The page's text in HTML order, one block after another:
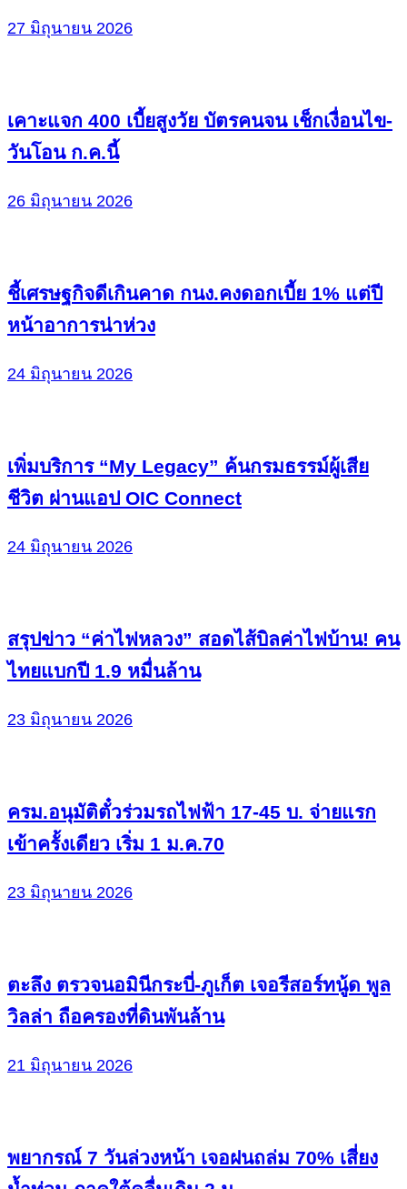
27 มิถุนายน 2026
เคาะแจก 400 เบี้ยสูงวัย บัตรคนจน เช็กเงื่อนไข-
วันโอน ก.ค.นี้
26 มิถุนายน 2026
ชี้เศรษฐกิจดีเกินคาด กนง.คงดอกเบี้ย 1% แต่ปี
หน้าอาการน่าห่วง
24 มิถุนายน 2026
เพิ่มบริการ “My Legacy” ค้นกรมธรรม์ผู้เสีย
ชีวิต ผ่านแอป OIC Connect
24 มิถุนายน 2026
สรุปข่าว “ค่าไฟหลวง” สอดไส้บิลค่าไฟบ้าน! คน
ไทยแบกปี 1.9 หมื่นล้าน
23 มิถุนายน 2026
ครม.อนุมัติตั๋วร่วมรถไฟฟ้า 17-45 บ. จ่ายแรก
เข้าครั้งเดียว เริ่ม 1 ม.ค.70
23 มิถุนายน 2026
ตะลึง ตรวจนอมินีกระบี่-ภูเก็ต เจอรีสอร์ทนู้ด พูล
วิลล่า ถือครองที่ดินพันล้าน
21 มิถุนายน 2026
พยากรณ์ 7 วันล่วงหน้า เจอฝนถล่ม 70% เสี่ยง